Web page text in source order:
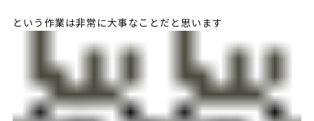
という作業は非常に大事なことだと思います